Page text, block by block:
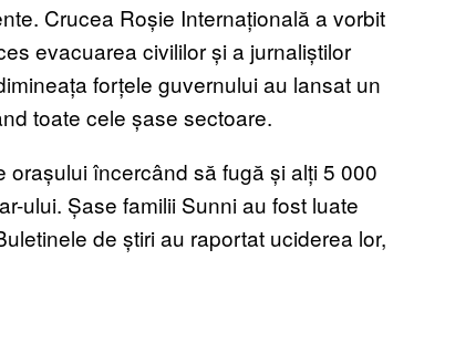
Crucea Roșie Internațională a vorbit
evacuarea civililor și a jurnaliștilor
forțele guvernului au lansat un
toate cele șase sectoare.
încercând să fugă și alți 5 000
ului. Șase familii Sunni au fost luate
de știri au raportat uciderea lor,